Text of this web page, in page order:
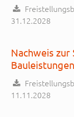
31.12.2028
Nachweis
11.11.2028